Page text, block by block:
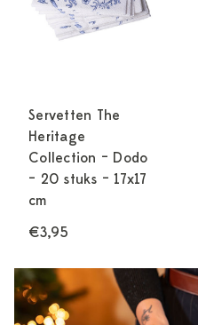
Servetten The
Heritage
Collection – Dodo
– 20 stuks – 17x17
cm
€3,95